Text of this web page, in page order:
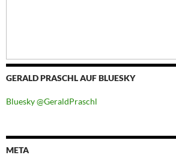
GERALD PRASCHL AUF BLUESKY
Bluesky @GeraldPraschl
META